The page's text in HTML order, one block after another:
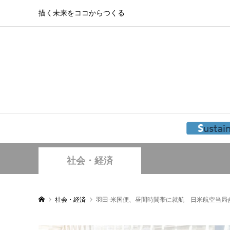
描く未来をココからつくる
社会・経済
社会・経済 羽田-米国便、昼間時間帯に就航 日米航空当局